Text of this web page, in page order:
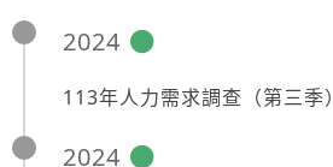
2024
113年人力需求調查（第三季）
2024